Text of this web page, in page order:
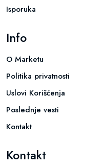
Isporuka
Info
O Marketu
Politika privatnosti
Uslovi Korišćenja
Poslednje vesti
Kontakt
Kontakt